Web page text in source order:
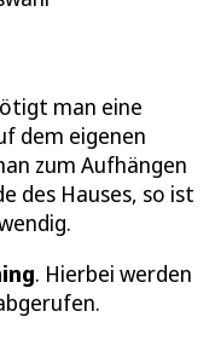
man eine
dem eigenen
zum Aufhängen
des Hauses, so ist
. Hierbei werden